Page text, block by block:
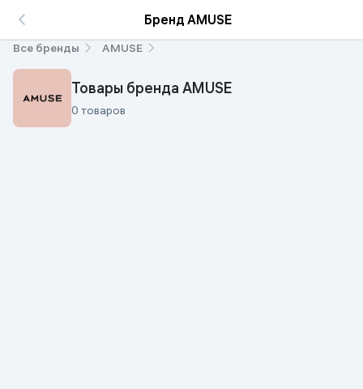
Бренд AMUSE
Все бренды AMUSE
Товары бренда AMUSE
0 товаров